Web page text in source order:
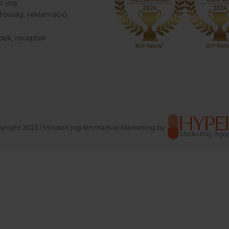
jog
reklamáció
receptek
2023 | Minden jog fenntartva! Marketing by